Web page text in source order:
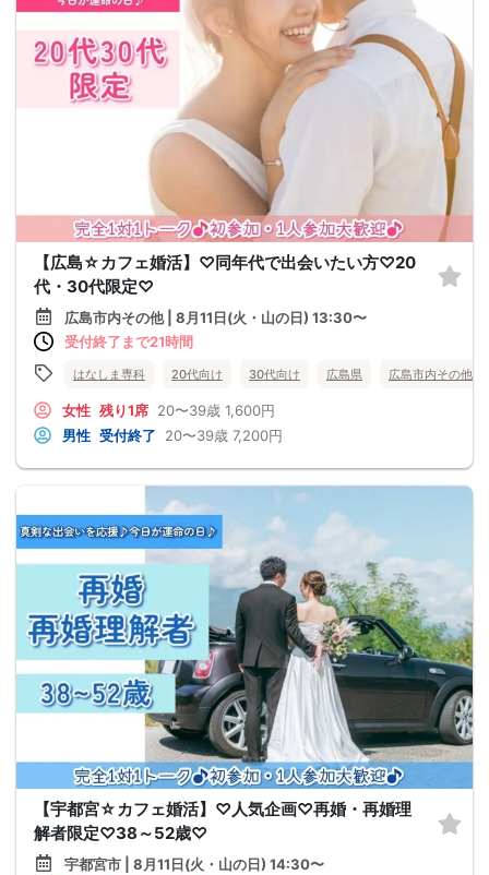
【広島☆カフェ婚活】♡同年代で出会いたい方♡20
代・30代限定♡
広島市内その他 | 8月11日(火・山の日) 13:30〜
受付終了まで21時間
はなしま専科 20代向け 30代向け 広島県 広島市内その他
女性 残り1席 20〜39歳 1,600円
男性 受付終了 20〜39歳 7,200円
【宇都宮☆カフェ婚活】♡人気企画♡再婚・再婚理
解者限定♡38～52歳♡
宇都宮市 | 8月11日(火・山の日) 14:30〜